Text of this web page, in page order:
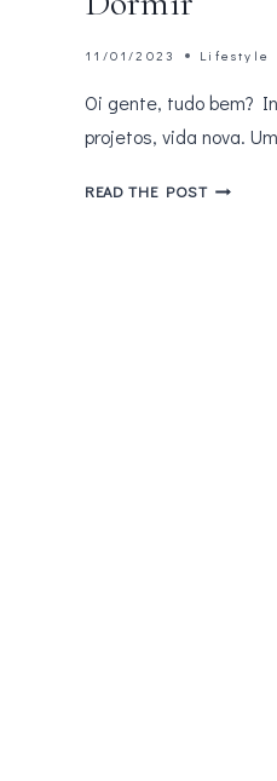
11/01/2023 Lifestyle
Oi gente, tudo bem?
projetos, vida nova.
READ THE POST6